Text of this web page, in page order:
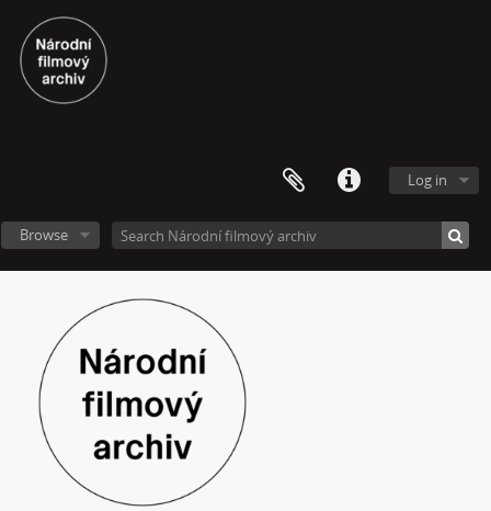
Log in
Browse
[Subseries] Hlavolam
[Subseries] Pohádka pro šílence
[Subseries] Tihle – Sociální situace: pět svázaných mužů
[File] Dokumentace
[File] Instalace
[Item] Archivní master instalační verze – kanál 01
[Item] Archivní master instalační verze – kanál 02
[Item] Archivní master instalační verze – kanál 03
[Item] Archivní master instalační verze – kanál 04
[Item] Archivní master instalační verze – kanál 05
[Item] Archivní master dokumentačního videozáznamu
[Item] Archivní master zdrojového materiálu – kanál 01
[Item] Archivní master zdrojového materiálu – kanál 02